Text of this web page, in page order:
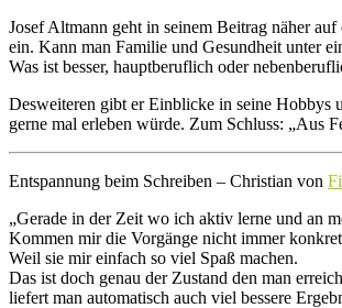
Josef Altmann geht in seinem Beitrag näher
ein. Kann man Familie und Gesundheit unter
Was ist besser, hauptberuflich oder
Desweiteren gibt er Einblicke in seine Hobbys
gerne mal erleben würde. Zum Schluss: „Aus
Entspannung beim Schreiben – Christian von
„Gerade in der Zeit wo ich aktiv lerne und an
Kommen mir die Vorgänge nicht immer
Weil sie mir einfach so viel Spaß machen.
Das ist doch genau der Zustand den man
liefert man automatisch auch viel bessere